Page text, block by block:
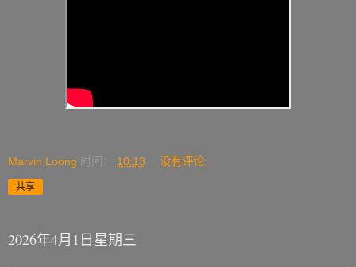
Marvin Loong 时间： 10:13 没有评论:
共享
2026年4月1日星期三